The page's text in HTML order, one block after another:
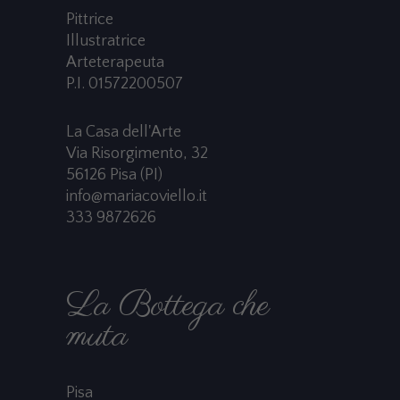
Pittrice
Illustratrice
Arteterapeuta
P.I. 01572200507
La Casa dell'Arte
Via Risorgimento, 32
56126 Pisa (PI)
info@mariacoviello.it
333 9872626
La Bottega che
muta
Pisa